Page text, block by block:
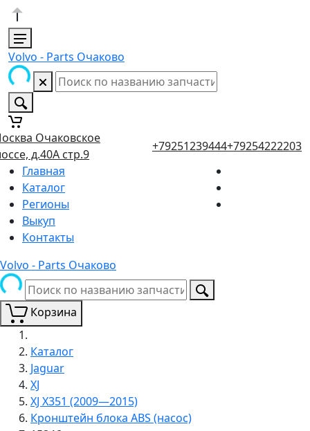
Volvo - Parts Очаково
Очаковское
д.40А стр.9
+79251239444+79254222203
Главная
Каталог
Регионы
Выкуп
Контакты
Volvo - Parts Очаково
Корзина
Каталог
Jaguar
XJ
XJ X351 (2009—2015)
Кронштейн блока ABS (насос)